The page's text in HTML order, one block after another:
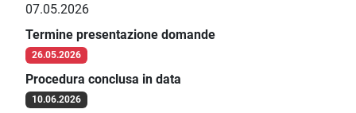
07.05.2026
Termine presentazione domande
26.05.2026
Procedura conclusa in data
10.06.2026